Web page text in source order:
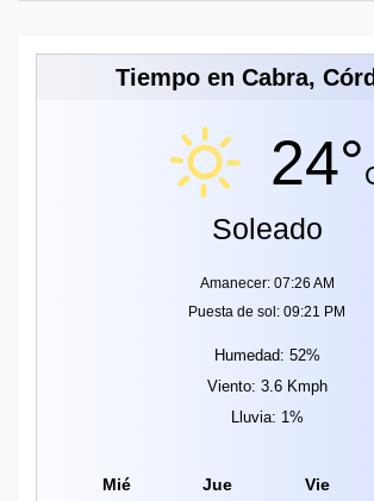
Tiempo en Cabra,
24°
Soleado
Amanecer: 07:26 AM
Puesta de sol: 09:21 PM
Humedad: 52%
Viento: 3.6 Kmph
Lluvia: 1%
Mié Jue Vie